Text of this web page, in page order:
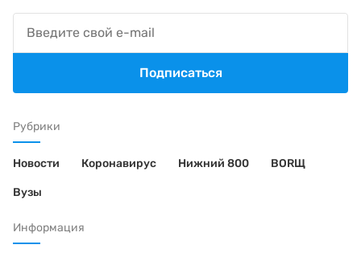
Рубрики
Новости Коронавирус Нижний 800 BORЩ
Вузы
Информация
Подписаться